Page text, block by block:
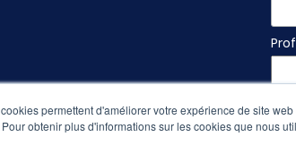
permettent d'améliorer votre expérience de site
obtenir plus d'informations sur les cookies que nous